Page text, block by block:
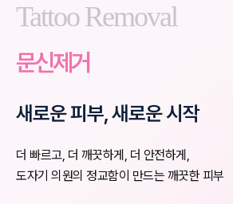
Tattoo Removal
문신제거
새로운 피부, 새로운 시작
더 빠르고, 더 깨끗하게, 더 안전하게,
도자기 의원의 정교함이 만드는 깨끗한 피부